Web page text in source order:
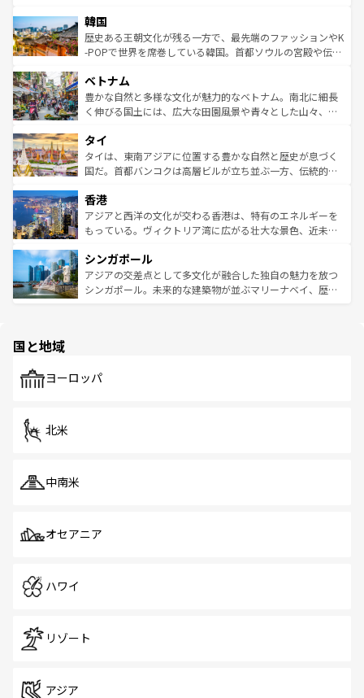
ワイを、存分に味わってほしい。 なお、新着のハワイ情報
はコンテンツ一覧を参照してほしい。
いる。アクティビティも充実しており、サーフィンやダイ
ビング、ハイキングなど、アウトドア好きにはたまらな
い。オーストラリアの多彩な魅力を存分に味わいつくそ
参照してほしい。
ン）、静ひつな山岳地帯である台湾東部など、都市の喧騒
と山間の静けさが共存しており、訪れる人に新しい発見と
驚きをもたらしてくれる。また、奥深い台湾の食文化も魅
容にもいいと評判のスイーツなど、バラエティ豊かな料理
が味わえる。 なお、新着の台湾情報は コンテンツ一覧を参
照してほしい。
韓国
歴史ある王朝文化が残る一方で、最先端のファッションやK
-POPで世界を席巻している韓国。首都ソウルの宮殿や伝統
き、地方に足を延ばせば四季折々の自然美を楽しむことが
できる。そして、キムチや焼肉、絶品のストリートフード
まで、さまざまな韓国料理が待っている。夜には、韓国な
リティに包まれながら、韓国の多彩な魅力を心ゆくまで味
わってみてほしい。 なお、新着の韓国情報はコンテンツ一
覧を参照してほしい。
ベトナム
豊かな自然と多様な文化が魅力的なベトナム。南北に細長
く伸びる国土には、広大な田園風景や青々とした山々、世
急速な発展と共に伝統が息づく。ハノイの古い町並みやホ
ーチミン市のフランス統治時代の建物も、独特の雰囲気を
醸し出している。また、バラエティの豊かさとおいしさで
とつ。フォーやバインミー、ベトナムコーヒーなどは、ぜ
ひ現地で味わいたい。どの地域を訪れてもあたたかい人々
が旅行者を迎えてくれるので、きっと忘れられない旅にな
参照してほしい。
タイ
タイは、東南アジアに位置する豊かな自然と歴史が息づく
国だ。首都バンコクは高層ビルが立ち並ぶ一方、伝統的な
の活気が交差している。北部ではチェンマイなどの山岳地
帯で自然と触れ合い、南部ではプーケットやクラビの美し
いビーチでリゾート気分を楽しむことができる。タイ料理
激する。気候は一年中温暖で、どの季節にも異なる楽しみ
が待っている。親しみやすいタイの人々、仏教を中心とし
た文化、そして多様な観光資源が、訪れる旅人を魅了し続
香港
アジアと西洋の文化が交わる香港は、特有のエネルギーを
もっている。ヴィクトリア湾に広がる壮大な景色、近未来
み、どこを訪れても感動するはず。観光スポットが密集し
ており、効率よく見どころを回れるのも魅力。息をのむよ
うな絶景から文化的な体験まで、香港を存分に楽しみ尽く
シンガポール
アジアの交差点として多文化が融合した独自の魅力を放つ
シンガポール。未来的な建築物が並ぶマリーナベイ、歴史
で、ホーカーズは地元の風情を楽しめる外せないスポット
国と地域
ヨーロッパ
北米
中南米
オセアニア
ハワイ
リゾート
アジア